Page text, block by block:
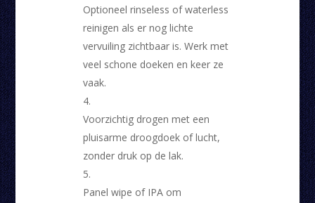
Optioneel rinseless of waterless
reinigen als er nog lichte
vervuiling zichtbaar is. Werk met
veel schone doeken en keer ze
vaak.
Voorzichtig drogen met een
pluisarme droogdoek of lucht,
zonder druk op de lak.
Panel wipe of IPA om